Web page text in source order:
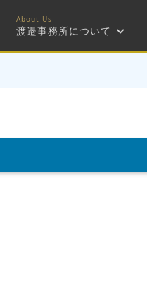
渡邉事務所について